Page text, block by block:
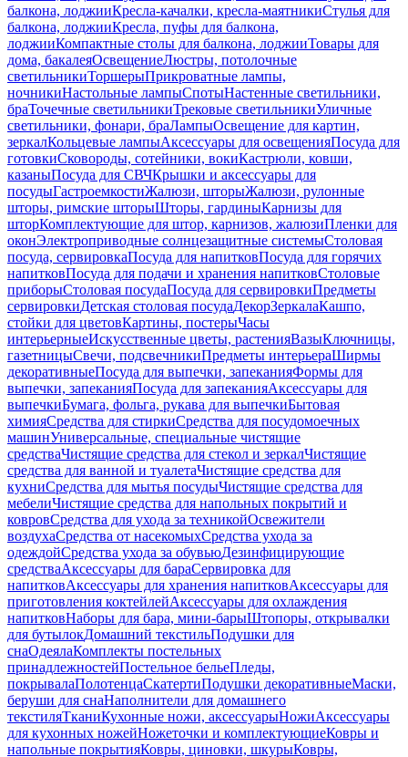
балкона, лоджииКресла-качалки, кресла-маятникиСтулья для
балкона, лоджииКресла, пуфы для балкона,
лоджииКомпактные столы для балкона, лоджииТовары для
дома, бакалеяОсвещениеЛюстры, потолочные
светильникиТоршерыПрикроватные лампы,
ночникиНастольные лампыСпотыНастенные светильники,
браТочечные светильникиТрековые светильникиУличные
светильники, фонари, браЛампыОсвещение для картин,
зеркалКольцевые лампыАксессуары для освещенияПосуда для
готовкиСковороды, сотейники, вокиКастрюли, ковши,
казаныПосуда для СВЧКрышки и аксессуары для
посудыГастроемкостиЖалюзи, шторыЖалюзи, рулонные
шторы, римские шторыШторы, гардиныКарнизы для
шторКомплектующие для штор, карнизов, жалюзиПленки для
оконЭлектроприводные солнцезащитные системыСтоловая
посуда, сервировкаПосуда для напитковПосуда для горячих
напитковПосуда для подачи и хранения напитковСтоловые
приборыСтоловая посудаПосуда для сервировкиПредметы
сервировкиДетская столовая посудаДекорЗеркалаКашпо,
стойки для цветовКартины, постерыЧасы
интерьерныеИскусственные цветы, растенияВазыКлючницы,
газетницыСвечи, подсвечникиПредметы интерьераШирмы
декоративныеПосуда для выпечки, запеканияФормы для
выпечки, запеканияПосуда для запеканияАксессуары для
выпечкиБумага, фольга, рукава для выпечкиБытовая
химияСредства для стиркиСредства для посудомоечных
машинУниверсальные, специальные чистящие
средстваЧистящие средства для стекол и зеркалЧистящие
средства для ванной и туалетаЧистящие средства для
кухниСредства для мытья посудыЧистящие средства для
мебелиЧистящие средства для напольных покрытий и
ковровСредства для ухода за техникойОсвежители
воздухаСредства от насекомыхСредства ухода за
одеждойСредства ухода за обувьюДезинфицирующие
средстваАксессуары для бараСервировка для
напитковАксессуары для хранения напитковАксессуары для
приготовления коктейлейАксессуары для охлаждения
напитковНаборы для бара, мини-барыШтопоры, открывалки
для бутылокДомашний текстильПодушки для
снаОдеялаКомплекты постельных
принадлежностейПостельное бельеПледы,
покрывалаПолотенцаСкатертиПодушки декоративныеМаски,
беруши для снаНаполнители для домашнего
текстиляТканиКухонные ножи, аксессуарыНожиАксессуары
для кухонных ножейНожеточки и комплектующиеКовры и
напольные покрытияКовры, циновки, шкурыКовры,